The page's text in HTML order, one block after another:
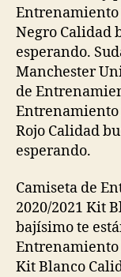
Entrenamiento
Negro Calidad
esperando.
Manchester
de
Entrenamiento
Rojo Calidad
esperando.
Camiseta de
2020/2021 Kit
bajísimo te
Entrenamiento
Kit Blanco